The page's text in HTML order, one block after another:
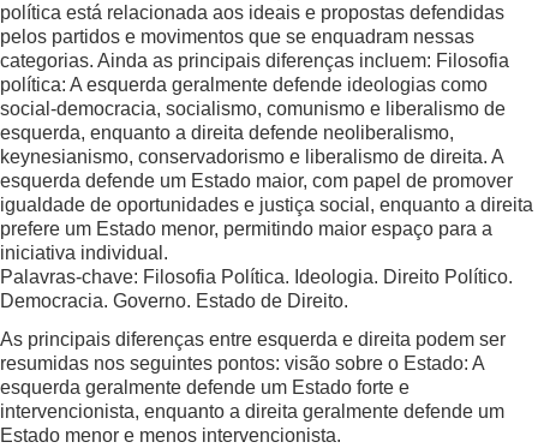
política está relacionada aos ideais e propostas defendidas
pelos partidos e movimentos que se enquadram nessas
categorias. Ainda as principais diferenças incluem: Filosofia
política: A esquerda geralmente defende ideologias como
social-democracia, socialismo, comunismo e liberalismo de
esquerda, enquanto a direita defende neoliberalismo,
keynesianismo, conservadorismo e liberalismo de direita. A
esquerda defende um Estado maior, com papel de promover
igualdade de oportunidades e justiça social, enquanto a direita
prefere um Estado menor, permitindo maior espaço para a
iniciativa individual.
Palavras-chave: Filosofia Política. Ideologia. Direito Político.
Democracia. Governo. Estado de Direito.
As principais diferenças entre esquerda e direita podem ser
resumidas nos seguintes pontos: visão sobre o Estado: A
esquerda geralmente defende um Estado forte e
intervencionista, enquanto a direita geralmente defende um
Estado menor e menos intervencionista.